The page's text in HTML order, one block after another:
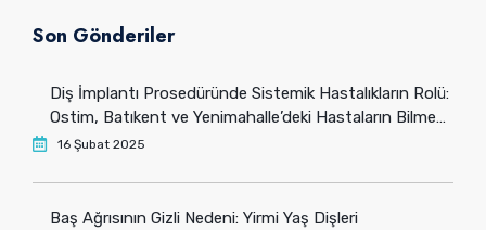
Son Gönderiler
Diş İmplantı Prosedüründe Sistemik Hastalıkların Rolü:
Ostim, Batıkent ve Yenimahalle’deki Hastaların Bilmesi
Gerekenler
16 Şubat 2025
Baş Ağrısının Gizli Nedeni: Yirmi Yaş Dişleri